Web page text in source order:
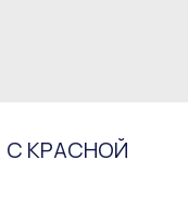
С КРАСНОЙ